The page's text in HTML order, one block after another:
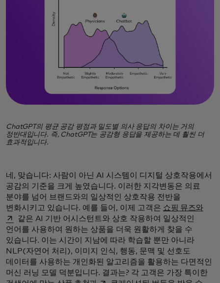
ChatGPT의 평균 공감 평점과 밀도별 의사 응답의 차이는 거의
정반대입니다. 즉, ChatGPT는 공감형 응답을 제공하는 데 훨씬 더
효과적입니다.
네, 맞습니다: 사람이 아닌 AI 시스템이 디지털 상호작용에서
공감의 기준을 크게 높였습니다. 이러한 지각변동은 의료
분야를 넘어 브랜드와의 일상적인 상호작용 전반을
변화시키고 있습니다. 예를 들어, 이제 고객은 쇼핑 뮤즈와새
같은 AI 기반 어시스턴트와 상호 작용하여 일상적인
언어를 사용하여 원하는 상품을 더욱 원활하게 찾을 수
있습니다. 이는 시간이 지남에 따라 학습할 뿐만 아니라
NLP(자연어 처리), 이미지 인식, 행동, 문맥 및 선호도
데이터를 사용하는 개인화된 알고리즘을 활용하는 다면적인
머신 러닝 모델 덕분입니다. 결과는? 각 고객은 가장 특이한